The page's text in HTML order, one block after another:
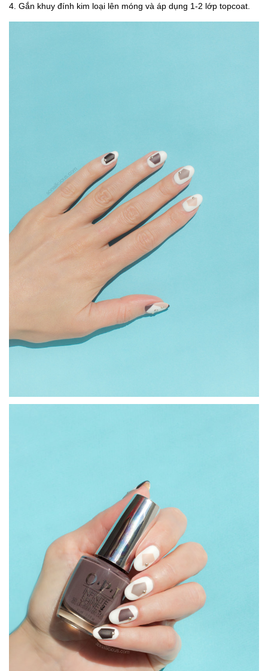
4. Gắn khuy đính kim loại lên móng và áp dụng 1-2 lớp topcoat.